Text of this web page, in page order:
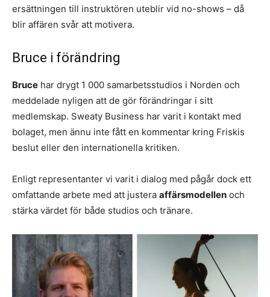
ersättningen till instruktören uteblir vid no-shows – då
blir affären svår att motivera.
Bruce i förändring
Bruce har drygt 1 000 samarbetsstudios i Norden och
meddelade nyligen att de gör förändringar i sitt
medlemskap. Sweaty Business har varit i kontakt med
bolaget, men ännu inte fått en kommentar kring Friskis
beslut eller den internationella kritiken.
Enligt representanter vi varit i dialog med pågår dock ett
omfattande arbete med att justera affärsmodellen och
stärka värdet för både studios och tränare.